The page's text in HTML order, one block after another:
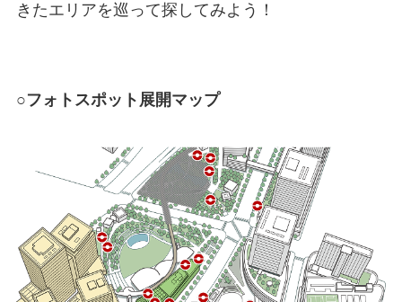
きたエリアを巡って探してみよう！
○フォトスポット展開マップ